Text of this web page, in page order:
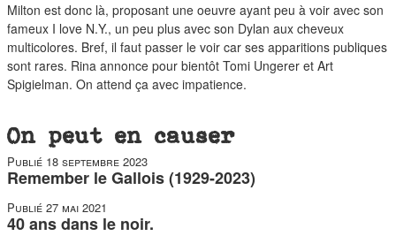
Milton est donc là, proposant une oeuvre ayant peu à voir avec son
fameux I love N.Y., un peu plus avec son Dylan aux cheveux
multicolores. Bref, il faut passer le voir car ses apparitions publiques
sont rares. Rina annonce pour bientôt Tomi Ungerer et Art
Spigielman. On attend ça avec impatience.
On peut en causer
Publié 18 septembre 2023
Remember le Gallois (1929-2023)
Publié 27 mai 2021
40 ans dans le noir.